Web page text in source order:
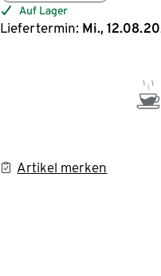
Auf Lager
Liefertermin: Mi.,
Artikel merken